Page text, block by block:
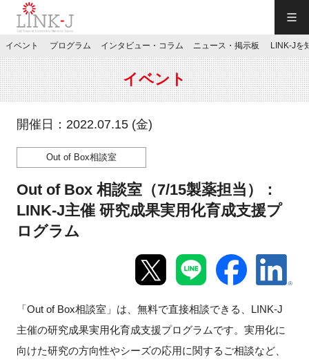
JP／EN
特別会員専用メニュー
施設ご予約
新規登録
イベント プログラム インタビュー・コラム ニュース・掲示板 LINK-Jを
イベント
開催日：2022.07.15 (金)
Out of Box相談室
Out of Box 相談室（7/15製薬担当）：
LINK-J主催 研究成果実用化育成支援プ
ログラム
「Out of Box相談室」は、無料で直接相談できる、LINK-J
主催の研究成果実用化育成支援プログラムです。実用化に
向けた研究の方向性やシーズの応用に関するご相談など、